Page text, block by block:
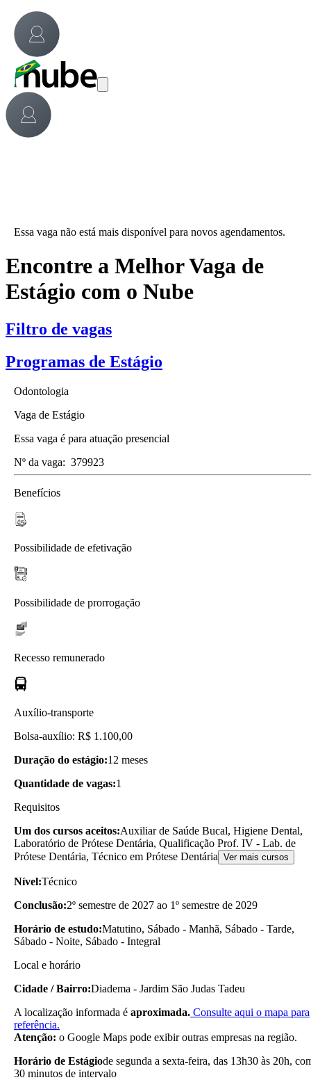
Essa vaga não está mais disponível para novos agendamentos.
Encontre a Melhor Vaga de
Estágio com o Nube
Filtro de vagas
Programas de Estágio
Odontologia
Vaga de Estágio
Essa vaga é para atuação presencial
Nº da vaga: 379923
Benefícios
Possibilidade de efetivação
Possibilidade de prorrogação
Recesso remunerado
Auxílio-transporte
Bolsa-auxílio: R$ 1.100,00
Duração do estágio:12 meses
Quantidade de vagas:1
Requisitos
Um dos cursos aceitos:Auxiliar de Saúde Bucal, Higiene Dental,
Laboratório de Prótese Dentária, Qualificação Prof. IV - Lab. de
Prótese Dentária, Técnico em Prótese Dentária Ver mais cursos
Nível:Técnico
Conclusão:2º semestre de 2027 ao 1º semestre de 2029
Horário de estudo:Matutino, Sábado - Manhã, Sábado - Tarde,
Sábado - Noite, Sábado - Integral
Local e horário
Cidade / Bairro:Diadema - Jardim São Judas Tadeu
A localização informada é aproximada. Consulte aqui o mapa para
referência.
Atenção: o Google Maps pode exibir outras empresas na região.
Horário de Estágiode segunda a sexta-feira, das 13h30 às 20h,
30 minutos de intervalo